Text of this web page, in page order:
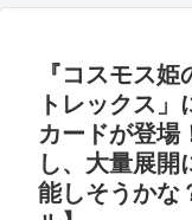
『コスモス
トレックス
カードが登場
し、大量展開
能しそうかな